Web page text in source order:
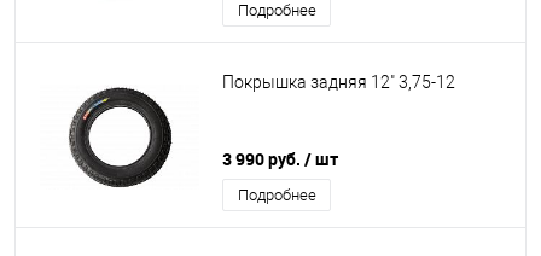
Подробнее
Покрышка задняя 12" 3,75-12
3 990 руб. / шт
Подробнее